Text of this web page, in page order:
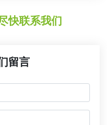
快联系我们
留言